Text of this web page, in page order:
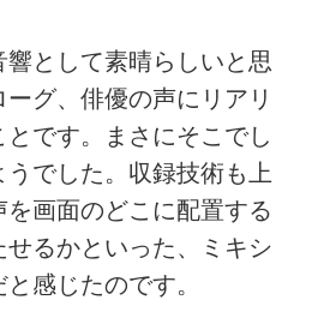
として素晴らしいと思
グ、俳優の声にリアリ
です。まさにそこでし
でした。収録技術も上
画面のどこに配置する
るかといった、ミキシ
感じたのです。